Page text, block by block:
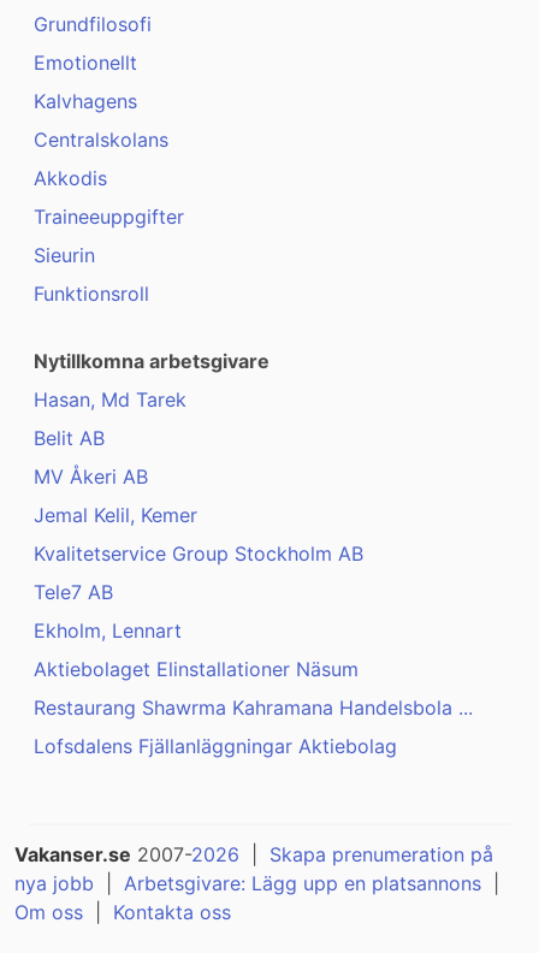
Grundfilosofi
Emotionellt
Kalvhagens
Centralskolans
Akkodis
Traineeuppgifter
Sieurin
Funktionsroll
Nytillkomna arbetsgivare
Hasan, Md Tarek
Belit AB
MV Åkeri AB
Jemal Kelil, Kemer
Kvalitetservice Group Stockholm AB
Tele7 AB
Ekholm, Lennart
Aktiebolaget Elinstallationer Näsum
Restaurang Shawrma Kahramana Handelsbola ...
Lofsdalens Fjällanläggningar Aktiebolag
Vakanser.se 2007-2026
Skapa prenumeration på
nya jobb
Arbetsgivare: Lägg upp en platsannons
Om oss
Kontakta oss